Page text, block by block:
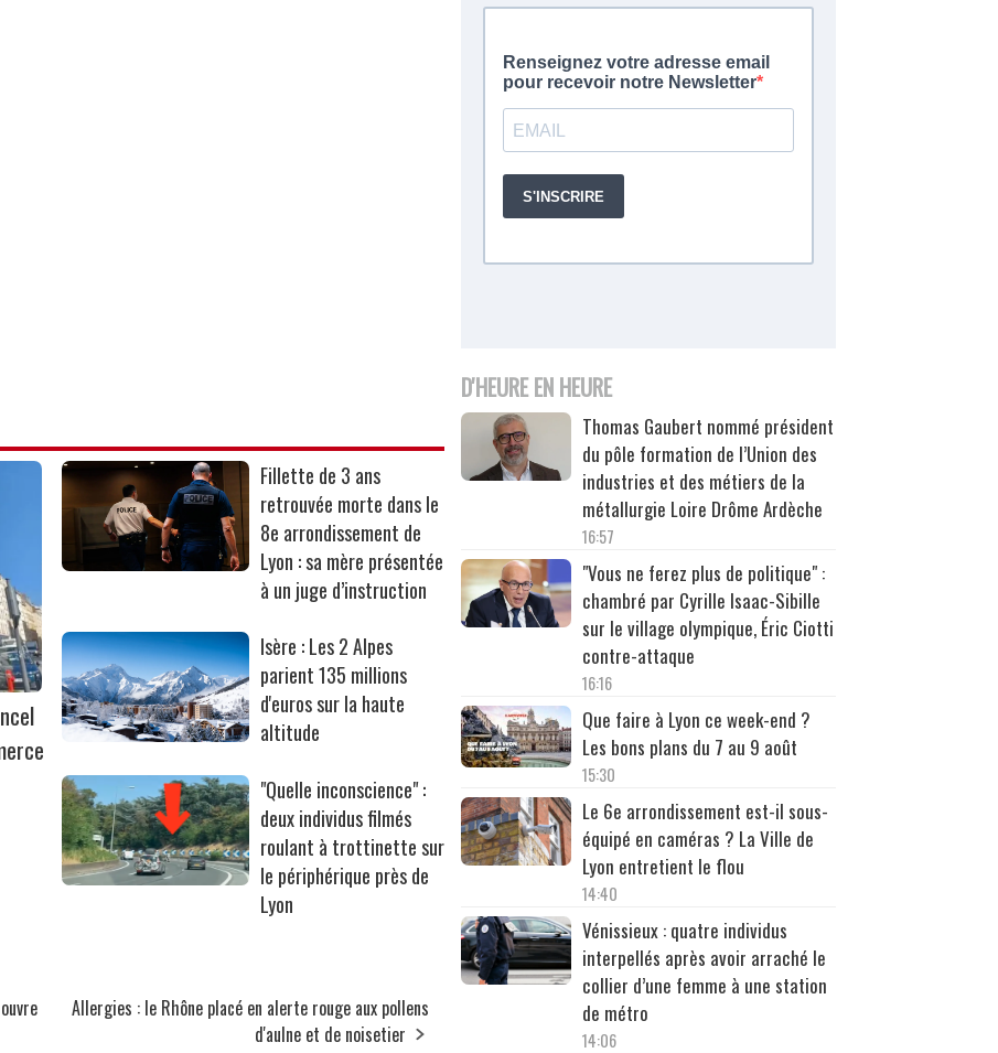
Fillette de 3 ans
retrouvée morte dans le
8e arrondissement de
Lyon : sa mère présentée
à un juge d’instruction
Isère : Les 2 Alpes
parient 135 millions
d'euros sur la haute
altitude
"Quelle inconscience" :
deux individus filmés
roulant à trottinette sur
le périphérique près de
Lyon
Allergies : le Rhône placé en alerte rouge aux pollens
d'aulne et de noisetier
D'HEURE EN HEURE
Thomas Gaubert nommé président
du pôle formation de l’Union des
industries et des métiers de la
métallurgie Loire Drôme Ardèche
16:57
"Vous ne ferez plus de politique" :
chambré par Cyrille Isaac-Sibille
sur le village olympique, Éric Ciotti
contre-attaque
16:16
Que faire à Lyon ce week-end ?
Les bons plans du 7 au 9 août
15:30
Le 6e arrondissement est-il sous-
équipé en caméras ? La Ville de
Lyon entretient le flou
14:40
Vénissieux : quatre individus
interpellés après avoir arraché le
collier d’une femme à une station
de métro
14:06